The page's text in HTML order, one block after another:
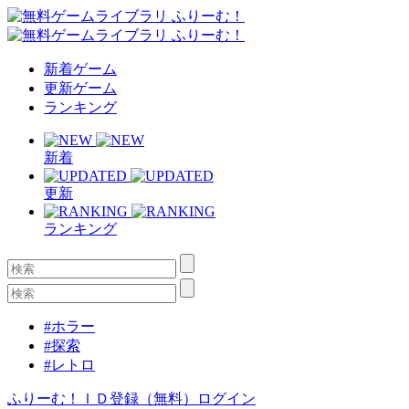
新着ゲーム
更新ゲーム
ランキング
新着
更新
ランキング
#ホラー
#探索
#レトロ
ふりーむ！ＩＤ登録（無料） ログイン